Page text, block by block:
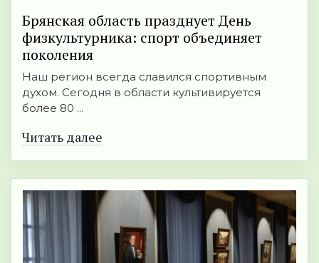
Брянская область празднует День
физкультурника: спорт объединяет
поколения
Наш регион всегда славился спортивным
духом. Сегодня в области культивируется
более 80 ...
Читать далее